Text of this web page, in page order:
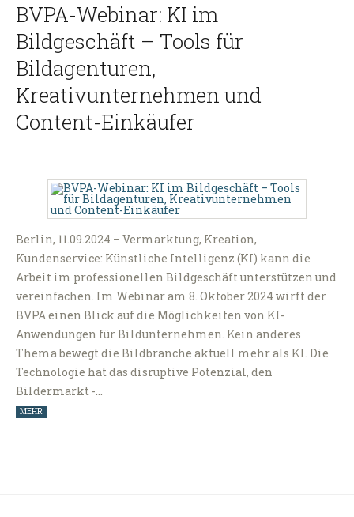
BVPA-Webinar: KI im
Bildgeschäft – Tools für
Bildagenturen,
Kreativunternehmen und
Content-Einkäufer
Berlin, 11.09.2024 – Vermarktung, Kreation,
Kundenservice: Künstliche Intelligenz (KI) kann die
Arbeit im professionellen Bildgeschäft unterstützen und
vereinfachen. Im Webinar am 8. Oktober 2024 wirft der
BVPA einen Blick auf die Möglichkeiten von KI-
Anwendungen für Bildunternehmen. Kein anderes
Thema bewegt die Bildbranche aktuell mehr als KI. Die
Technologie hat das disruptive Potenzial, den
Bildermarkt -…
MEHR